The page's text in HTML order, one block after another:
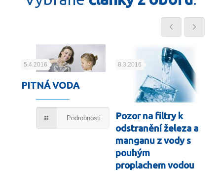
5.4.2016
PITNÁ VODA
Podrobnosti
8.3.2016
Pozor na filtry k
odstranění železa a
manganu z vody s
pouhým
proplachem vodou